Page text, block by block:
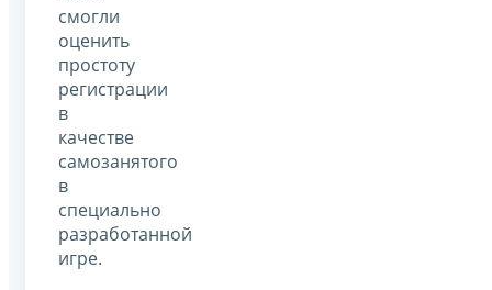
смогли
оценить
простоту
регистрации
в
качестве
самозанятого
в
специально
разработанной
игре.